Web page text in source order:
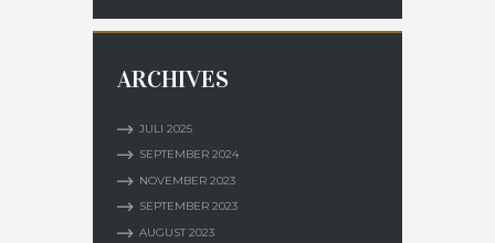
ARCHIVES
JULI 2025
SEPTEMBER 2024
NOVEMBER 2023
SEPTEMBER 2023
AUGUST 2023